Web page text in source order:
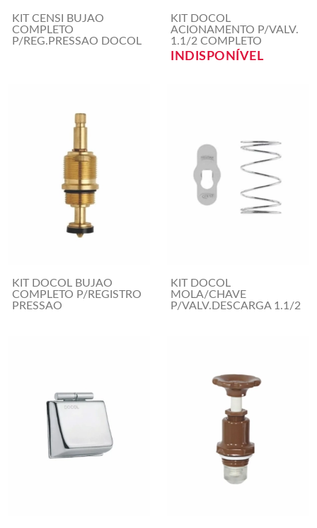
KIT CENSI BUJAO
COMPLETO
P/REG.PRESSAO DOCOL
KIT DOCOL
ACIONAMENTO P/VALV.
1.1/2 COMPLETO
INDISPONÍVEL
KIT DOCOL BUJAO
COMPLETO P/REGISTRO
PRESSAO
KIT DOCOL
MOLA/CHAVE
P/VALV.DESCARGA 1.1/2